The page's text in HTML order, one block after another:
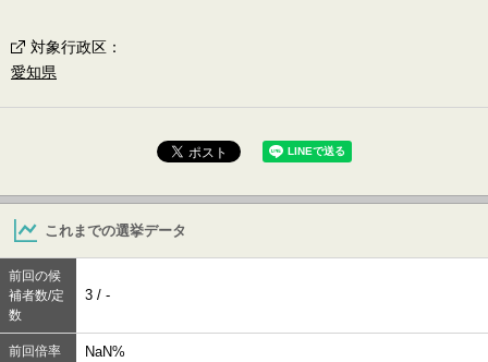
対象行政区 ：
愛知県
これまでの選挙データ
前回の候
補者数/定
数
3 / -
前回倍率 NaN%